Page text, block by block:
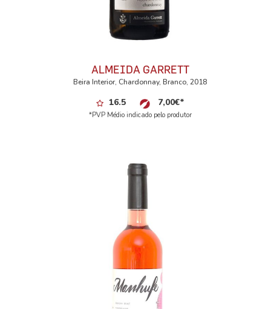
ALMEIDA GARRETT
Beira Interior, Chardonnay, Branco, 2018
16.5 7,00€*
*PVP Médio indicado pelo produtor